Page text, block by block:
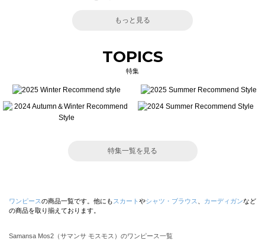
もっと見る
TOPICS
特集
特集一覧を見る
ワンピースの商品一覧です。他にも スカート やシャツ・ブラウス カーディガンなど
の商品を取り揃えております。
Samansa Mos2（サマンサ モスモス）のワンピース一覧